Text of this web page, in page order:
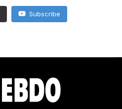
Subscribe